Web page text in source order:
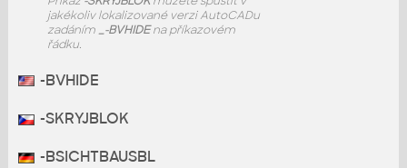
jakékoliv lokalizované verzi AutoCADu
zadáním _-BVHIDEna příkazovém
řádku.
-BVHIDE
-SKRYJBLOK
-BSICHTBAUSBL